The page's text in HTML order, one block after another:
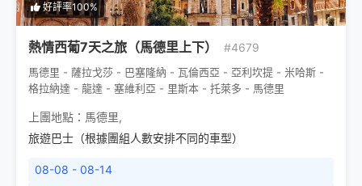
好評率100%
熱情西葡7天之旅（馬德里上下） #4679
馬德里 - 薩拉戈莎 - 巴塞隆納 - 瓦倫西亞 - 亞利坎提 - 米哈斯 -
格拉納達 - 龍達 - 塞維利亞 - 里斯本 - 托萊多 - 馬德里
上團地點： 馬德里,
旅遊巴士（根據團組人數安排不同的車型）
08-08 - 08-14